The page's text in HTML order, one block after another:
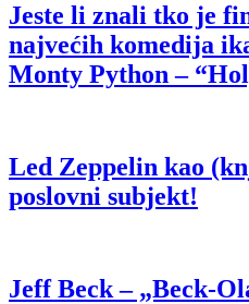
Jeste li znali tko je
najvećih komedija
Monty Python –
Led Zeppelin kao
poslovni subjekt!
Jeff Beck – „Beck-